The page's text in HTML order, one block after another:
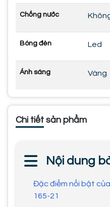
Chống nước
Bóng đèn Led
Ánh sáng Vàng
Chi tiết sản phẩm
Nội dung
Đặc điểm nổi bật
165-21